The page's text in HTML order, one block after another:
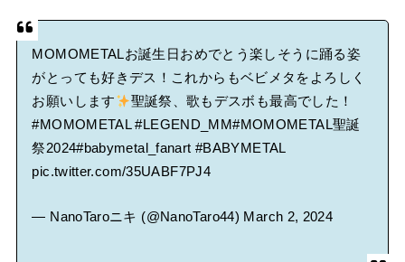
MOMOMETALお誕生日おめでとう楽しそうに踊る姿
がとっても好きデス！これからもベビメタをよろしく
お願いします
聖誕祭、歌もデスボも最高でした！
#MOMOMETAL #LEGEND_MM#MOMOMETAL聖誕
祭2024#babymetal_fanart #BABYMETAL
pic.twitter.com/35UABF7PJ4
— NanoTaroニキ (@NanoTaro44) March 2, 2024